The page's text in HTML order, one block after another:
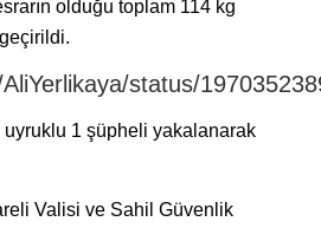
olduğu toplam 114 kg
status/
uyruklu 1 şüpheli yakalanarak
Valisi ve Sahil Güvenlik